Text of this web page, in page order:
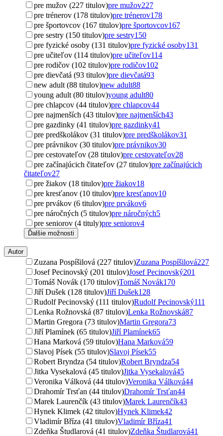
pre mužov (227 titulov)pre mužov227
pre trénerov (178 titulov)pre trénerov178
pre športovcov (167 titulov)pre športovcov167
pre sestry (150 titulov)pre sestry150
pre fyzické osoby (131 titulov)pre fyzické osoby131
pre učiteľov (114 titulov)pre učiteľov114
pre rodičov (102 titulov)pre rodičov102
pre dievčatá (93 titulov)pre dievčatá93
new adult (88 titulov)new adult88
young adult (80 titulov)young adult80
pre chlapcov (44 titulov)pre chlapcov44
pre najmenších (43 titulov)pre najmenších43
pre gazdinky (41 titulov)pre gazdinky41
pre predškolákov (31 titulov)pre predškolákov31
pre právnikov (30 titulov)pre právnikov30
pre cestovateľov (28 titulov)pre cestovateľov28
pre začínajúcich čitateľov (27 titulov)pre začínajúcich
čitateľov27
pre žiakov (18 titulov)pre žiakov18
pre kresťanov (10 titulov)pre kresťanov10
pre prvákov (6 titulov)pre prvákov6
pre náročných (5 titulov)pre náročných5
pre seniorov (4 tituly)pre seniorov4
Ďalšie možnosti
Autor
Zuzana Pospíšilová (227 titulov)Zuzana Pospíšilová227
Josef Pecinovský (201 titulov)Josef Pecinovský201
Tomáš Novák (170 titulov)Tomáš Novák170
Jiří Dušek (128 titulov)Jiří Dušek128
Rudolf Pecinovský (111 titulov)Rudolf Pecinovský111
Lenka Rožnovská (87 titulov)Lenka Rožnovská87
Martin Gregora (73 titulov)Martin Gregora73
Jiří Plamínek (65 titulov)Jiří Plamínek65
Hana Marková (59 titulov)Hana Marková59
Slavoj Písek (55 titulov)Slavoj Písek55
Robert Bryndza (54 titulov)Robert Bryndza54
Jitka Vysekalová (45 titulov)Jitka Vysekalová45
Veronika Válková (44 titulov)Veronika Válková44
Drahomír Trsťan (44 titulov)Drahomír Trsťan44
Marek Laurenčík (43 titulov)Marek Laurenčík43
Hynek Klimek (42 titulov)Hynek Klimek42
Vladimír Bříza (41 titulov)Vladimír Bříza41
Zdeňka Študlarová (41 titulov)Zdeňka Študlarová41